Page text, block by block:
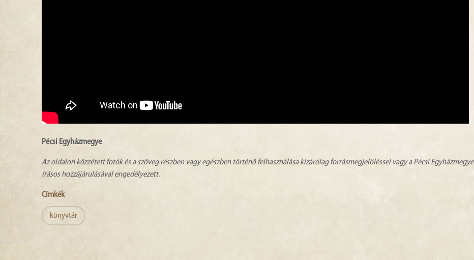
Pécsi Egyházmegye
Az oldalon közzétett fotók és a szöveg részben vagy egészben történő felhasználása kizárólag forrásmegjelöléssel vagy a Pécsi Egyházmegye
írásos hozzájárulásával engedélyezett.
Címkék
könyvtár